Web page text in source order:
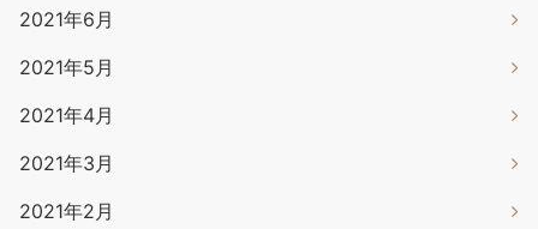
2021年6月
2021年5月
2021年4月
2021年3月
2021年2月